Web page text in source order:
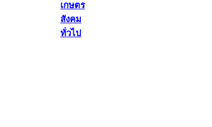
เกษตร
สังคม
ทั่วไป